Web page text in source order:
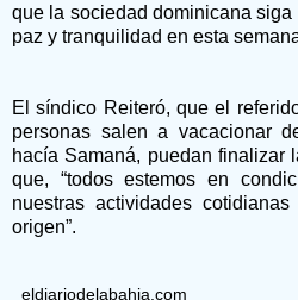
que la sociedad dominicana
paz y tranquilidad en esta
El síndico Reiteró, que el
personas salen a vacacionar
hacía Samaná, puedan finalizar
que, “todos estemos en
nuestras actividades
origen”.
eldiariodelabahia.com